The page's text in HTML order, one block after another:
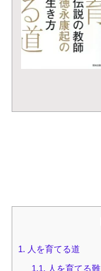
1. 人を育てる道
1.1. 人を育てる